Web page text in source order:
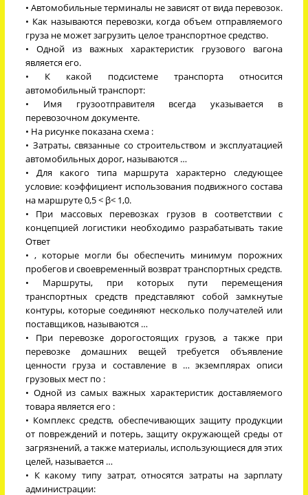
• Автомобильные терминалы не зависят от вида перевозок.
• Как называются перевозки, когда объем отправляемого
груза не может загрузить целое транспортное средство.
• Одной из важных характеристик грузового вагона
является его.
• К какой подсистеме транспорта относится
автомобильный транспорт:
• Имя грузоотправителя всегда указывается в
перевозочном документе.
• На рисунке показана схема :
• Затраты, связанные со строительством и эксплуатацией
автомобильных дорог, называются …
• Для какого типа маршрута характерно следующее
условие: коэффициент использования подвижного состава
на маршруте 0,5 < β< 1,0.
• При массовых перевозках грузов в соответствии с
концепцией логистики необходимо разрабатывать такие
Ответ
• , которые могли бы обеспечить минимум порожних
пробегов и своевременный возврат транспортных средств.
• Маршруты, при которых пути перемещения
транспортных средств представляют собой замкнутые
контуры, которые соединяют несколько получателей или
поставщиков, называются …
• При перевозке дорогостоящих грузов, а также при
перевозке домашних вещей требуется объявление
ценности груза и составление в … экземплярах описи
грузовых мест по :
• Одной из самых важных характеристик доставляемого
товара является его :
• Комплекс средств, обеспечивающих защиту продукции
от повреждений и потерь, защиту окружающей среды от
загрязнений, а также материалы, использующиеся для этих
целей, называется …
• К какому типу затрат, относятся затраты на зарплату
администрации: